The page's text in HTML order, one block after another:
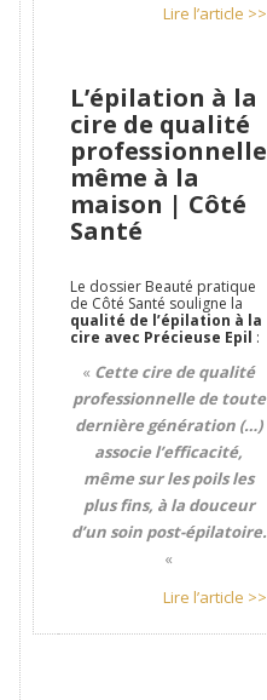
Lire l’article >>
L’épilation à la
cire de qualité
professionnelle
même à la
maison | Côté
Santé
Le dossier Beauté pratique
de Côté Santé souligne la
qualité de l’épilation à la
cire avec Précieuse Epil :
« Cette cire de qualité
professionnelle de toute
dernière génération (…)
associe l’efficacité,
même sur les poils les
plus fins, à la douceur
d’un soin post-épilatoire.
«
Lire l’article >>